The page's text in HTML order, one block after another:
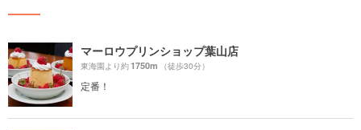
マーロウプリンショップ葉山店
東海園より約1750m （徒歩30分）
定番！